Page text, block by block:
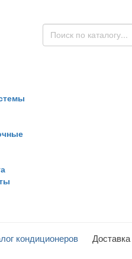
кондиционеров